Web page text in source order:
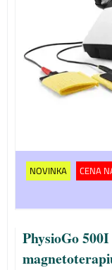
NOVINKA CENA
PhysioGo